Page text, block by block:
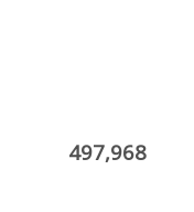
497,968